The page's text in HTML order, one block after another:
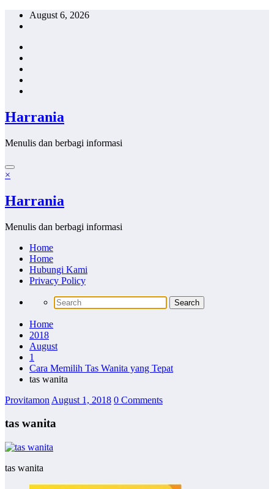
Skip
August 6, 2026
Harrania
Menulis dan berbagi informasi
×
Harrania
Menulis dan berbagi informasi
Home
Home
Hubungi Kami
Privacy Policy
Home
2018
August
1
Cara Memilih Tas Wanita yang Tepat
tas wanita
Provitamon August 1, 2018 0 Comments
tas wanita
tas wanita